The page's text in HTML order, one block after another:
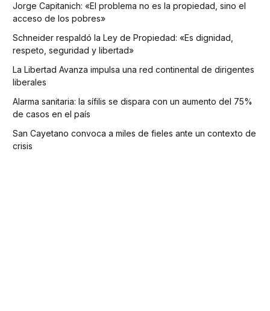
Jorge Capitanich: «El problema no es la propiedad, sino el
acceso de los pobres»
Schneider respaldó la Ley de Propiedad: «Es dignidad,
respeto, seguridad y libertad»
La Libertad Avanza impulsa una red continental de dirigentes
liberales
Alarma sanitaria: la sífilis se dispara con un aumento del 75%
de casos en el país
San Cayetano convoca a miles de fieles ante un contexto de
crisis